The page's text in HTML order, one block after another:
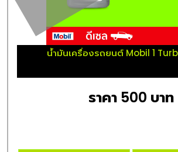
น้ำมันเครื่องรถยนต์ Mobil 1
ราคา 500 บาท